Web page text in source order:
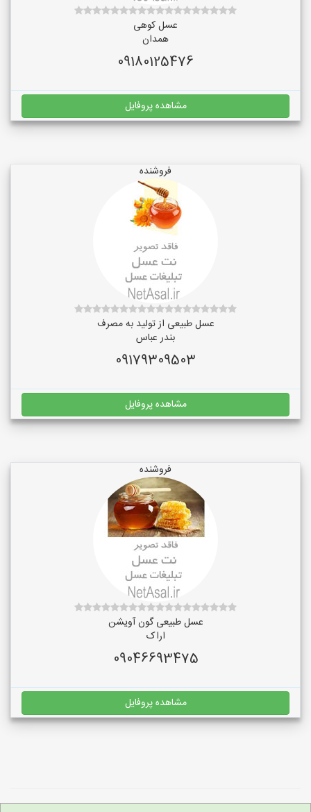
عسل کوهی
همدان
09180125476
مشاهده پروفایل
فروشنده
عسل طبیعی از تولید به مصرف
بندر عباس
09179309503
مشاهده پروفایل
فروشنده
عسل طبیعی گون آویشن
اراک
09046693475
مشاهده پروفایل